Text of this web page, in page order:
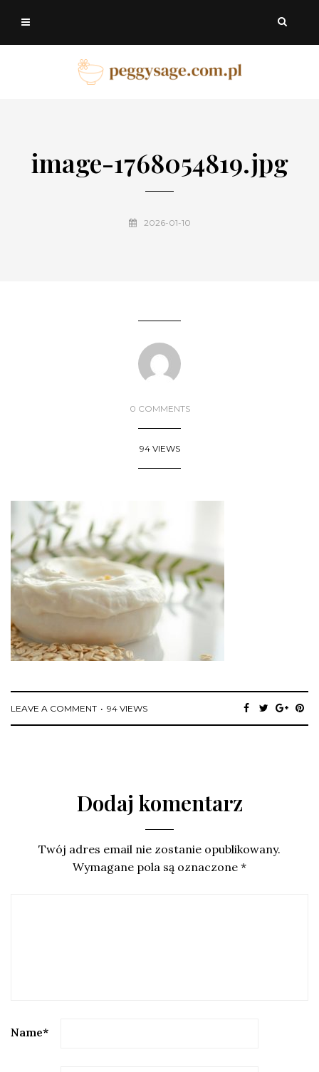
image-1768054819.jpg
2026-01-10
0 COMMENTS
94 VIEWS
LEAVE A COMMENT 94 VIEWS
Dodaj komentarz
Twój adres email nie zostanie opublikowany.
Wymagane pola są oznaczone *
Name*